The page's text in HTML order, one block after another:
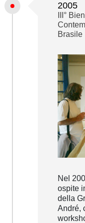
2005
III°
Brasile
Nel
ospite
della
André,